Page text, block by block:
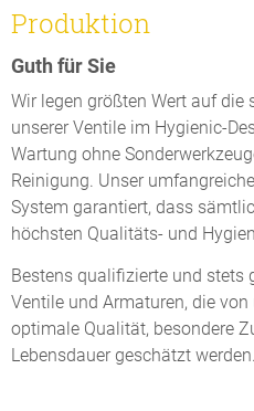
Produktion
Guth für Sie
Wir legen größten Wert auf die
unserer Ventile im Hygienic-
Wartung ohne
Reinigung. Unser
System garantiert, dass
höchsten Qualitäts- und
Bestens qualifizierte und stets
Ventile und Armaturen, die
optimale Qualität, besondere
Lebensdauer geschätzt werden.